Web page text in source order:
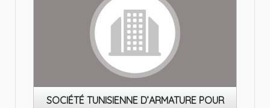
SOCIÉTÉ TUNISIENNE D’ARMATURE POUR